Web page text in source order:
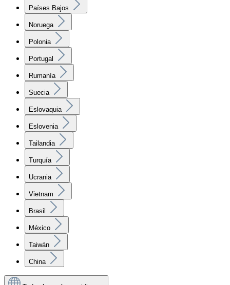
Países Bajos
Noruega
Polonia
Portugal
Rumanía
Suecia
Eslovaquia
Eslovenia
Tailandia
Turquía
Ucrania
Vietnam
Brasil
México
Taiwán
China